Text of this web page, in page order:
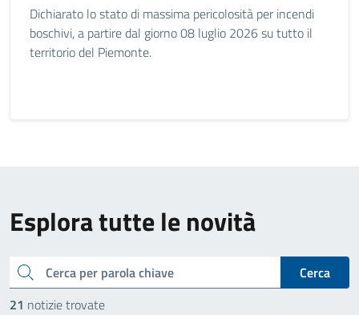
Dichiarato lo stato di massima pericolosità per incendi
boschivi, a partire dal giorno 08 luglio 2026 su tutto il
territorio del Piemonte.
Esplora tutte le novità
cerca
Cerca
21 notizie trovate